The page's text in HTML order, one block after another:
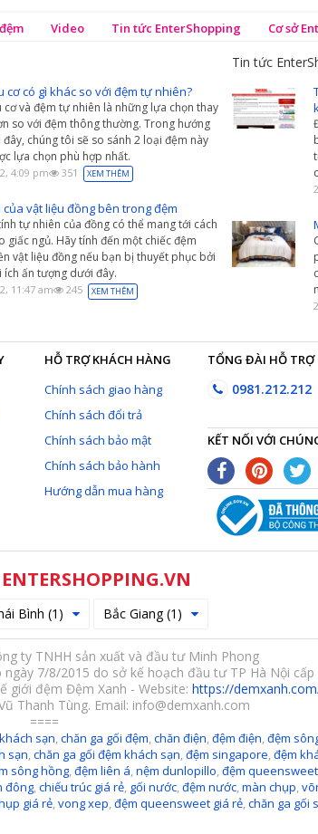
Video Tin tức EnterShopping Cơ sở
Tin tức
cơ có gì khác so với đệm tự nhiên?
và đệm tự nhiên là những lựa chọn thay
so với đệm thông thường. Trong hướng
chúng tôi sẽ so sánh 2 loại đệm này
lựa chọn phù hợp nhất.
4:09 pm 351 XEM THÊM
của vật liệu đồng bên trong đệm
tự nhiên của đồng có thể mang tới cách
giấc ngủ. Hãy tính đến một chiếc đệm
vật liệu đồng nếu bạn bị thuyết phục bởi
ích ấn tượng dưới đây.
11:47 am 245 XEM THÊM
HỖ TRỢ KHÁCH HÀNG
Chính sách giao hàng
Chính sách đổi trả
Chính sách bảo mật
Chính sách bảo hành
Hướng dẫn mua hàng
TỔNG ĐÀI HỖ TRỢ
0981.212.212
KẾT NỐI VỚI
Bình (1) Bắc Giang (1)
ty TNHH sản xuất và đầu tư Minh Phong
ngày 7/8/2015 do sở kế hoạch đầu tư TP Hà Nội cấp
giới đệm Đệm Xanh - Website: https://
Thanh Tùng. Email: info@demxanh.com
====
sạn chăn ga gối đệm chăn điện đệm điện đệm
sạn chăn ga gối đệm khách sạn đệm singapore đệm
sông hồng đệm liên á nệm dunlopillo đệm queensweet
đông chiếu trúc giá rẻ gối nước đệm nước màn chụp
giá rẻ vong xep đệm queensweet giá rẻ chăn ga gối